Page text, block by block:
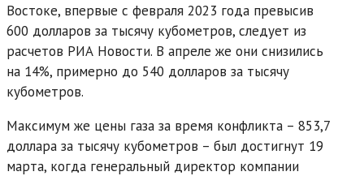
Востоке, впервые с февраля 2023 года превысив
600 долларов за тысячу кубометров, следует из
расчетов РИА Новости. В апреле же они снизились
на 14%, примерно до 540 долларов за тысячу
кубометров.
Максимум же цены газа за время конфликта – 853,7
доллара за тысячу кубометров – был достигнут 19
марта, когда генеральный директор компании